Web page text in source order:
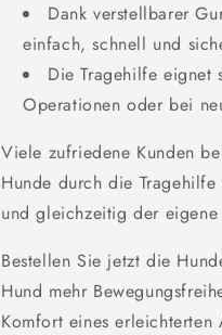
Dank verstellbarer
einfach, schnell und
Die Tragehilfe eignet
Operationen oder bei
Viele zufriedene Kunden
Hunde durch die
und gleichzeitig der
Bestellen Sie jetzt die
Hund mehr
Komfort eines erleichterten